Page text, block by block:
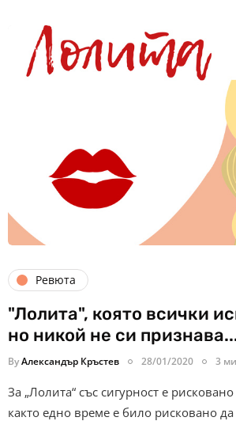
Ревюта
"Лолита", която всички
но никой не си
ByАлександър Кръстев 28/01/2020 3
За „Лолита“ със сигурност е
както едно време е било рисковано